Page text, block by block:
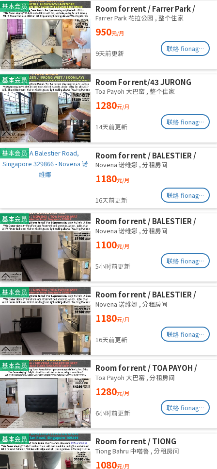
基本会员
Room for rent / Farrer Park /
Serangoon / Common room /
1pax stay / Available 27 Aug
Farrer Park 花拉公园 , 整个住家
950元/月
9天前更新
联络 fionag@transinex.com.sg
基本会员
Room For rent/43 JURONG
EAST AVENUE 1, PARC OASIS
BLK HIBISCUS 60977
Road/commen /for 1pax/
Available Immediate
Toa Payoh 大巴窑 , 整个住家
1280元/月
14天前更新
联络 fionag@transinex.com.sg
基本会员
Room for rent / BALESTIER /
NOVENA / Common room / 1pax
stay / Available immediate
Novena 诺维娜 , 分租房间
1180元/月
16天前更新
联络 fionag@transinex.com.sg
基本会员
Room for rent / BALESTIER /
NOVENA / Common room / 1pax
stay / Available immediate
Novena 诺维娜 , 分租房间
1100元/月
5小时前更新
联络 fionag@transinex.com.sg
基本会员
Room for rent / BALESTIER /
NOVENA / Common room / 1pax
stay / Available immediate
Novena 诺维娜 , 分租房间
1180元/月
16天前更新
联络 fionag@transinex.com.sg
基本会员
Room for rent / TOA PAYOH /
NOVENA / Common room / 1pax
stay / Available immediate
Toa Payoh 大巴窑 , 分租房间
1280元/月
6小时前更新
联络 fionag@transinex.com.sg
基本会员
Room for rent / TIONG
BAHRU/HAVELOCK / Common
room / 1pax stay / Available 13
Tiong Bahru 中嗒鲁 , 分租房间
1080元/月